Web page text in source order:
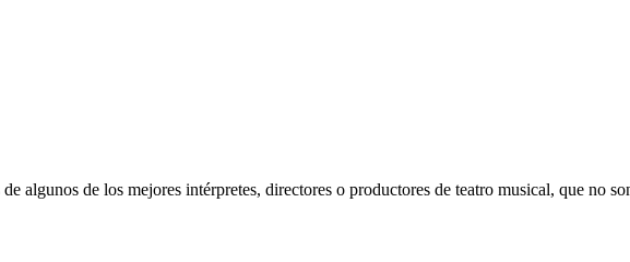
algunos de los mejores intérpretes, directores o productores de teatro musical, que no